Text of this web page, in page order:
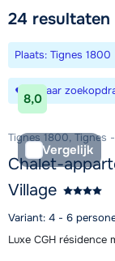
24 resultaten
Plaats: Tignes 1800
Bewaar
8,0
Vergelijk
Tignes 1800, Tignes
Chalet-
Village
Variant: 4 - 6
Luxe CGH